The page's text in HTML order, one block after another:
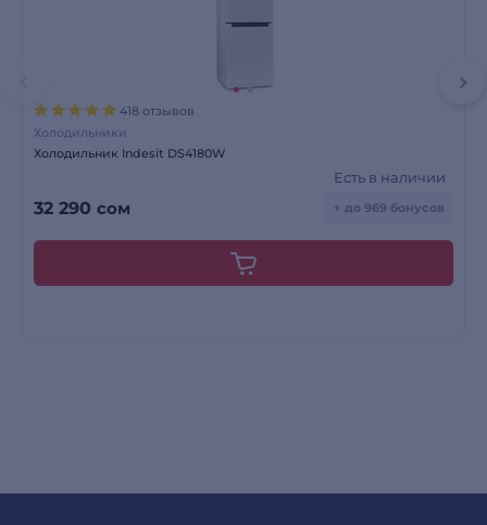
418 отзывов
Холодильники
Холодильник Indesit DS4180W
32 290 сом
Есть в наличии
+ до 969 бонусов